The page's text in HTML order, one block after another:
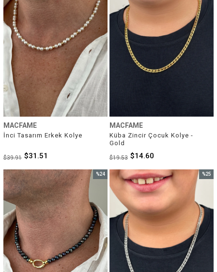
MACFAME
İnci Tasarım Erkek Kolye
$31.51
$39.91
MACFAME
Küba Zincir Çocuk Kolye -
Gold
$14.60
$19.53
%24
%24İndirim
%25